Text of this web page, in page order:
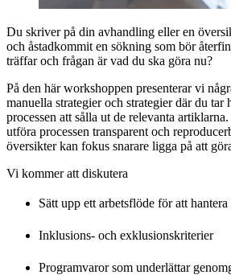
Du skriver på din avhandling eller en
och åstadkommit en sökning som bör
träffar och frågan är vad du ska göra nu?
På den här workshoppen presenterar vi
manuella strategier och strategier där du
processen att sålla ut de relevanta
utföra processen transparent och
översikter kan fokus snarare ligga på att
Vi kommer att diskutera
Sätt upp ett arbetsflöde för att
Inklusions- och exklusionskriterier
Programvaror som underlättar